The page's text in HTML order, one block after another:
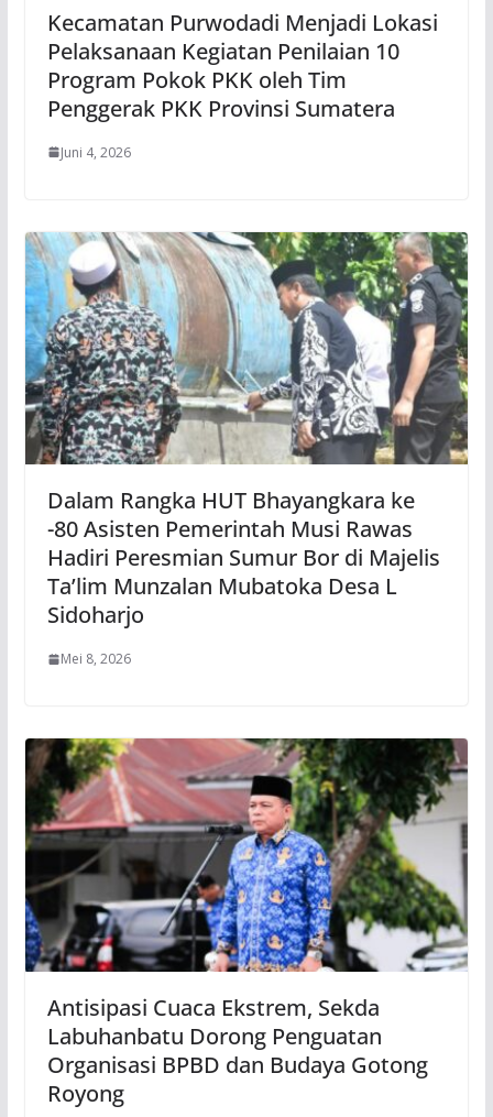
Kecamatan Purwodadi Menjadi Lokasi
Pelaksanaan Kegiatan Penilaian 10
Program Pokok PKK oleh Tim
Penggerak PKK Provinsi Sumatera
Juni 4, 2026
Dalam Rangka HUT Bhayangkara ke
-80 Asisten Pemerintah Musi Rawas
Hadiri Peresmian Sumur Bor di Majelis
Ta’lim Munzalan Mubatoka Desa L
Sidoharjo
Mei 8, 2026
Antisipasi Cuaca Ekstrem, Sekda
Labuhanbatu Dorong Penguatan
Organisasi BPBD dan Budaya Gotong
Royong